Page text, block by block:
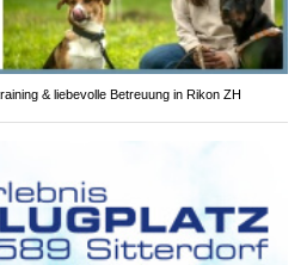
& liebevolle Betreuung in Rikon ZH